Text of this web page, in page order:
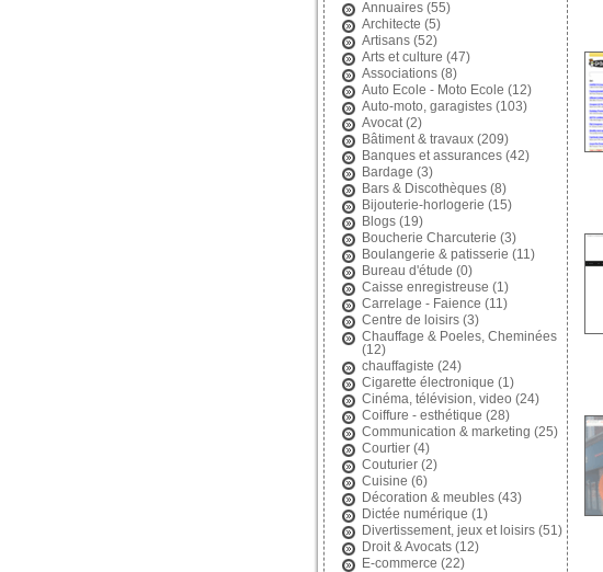
Annuaires(55)
Architecte (5)
Artisans(52)
Arts et culture (47)
Associations(8)
Auto Ecole - Moto Ecole (12)
Auto-moto, garagistes(103)
Avocat(2)
Bâtiment & travaux(209)
Banques et assurances(42)
Bardage (3)
Bars & Discothèques(8)
Bijouterie-horlogerie (15)
Blogs(19)
Boucherie Charcuterie (3)
Boulangerie & patisserie (11)
Bureau d'étude (0)
Caisse enregistreuse (1)
Carrelage - Faience (11)
Centre de loisirs(3)
Chauffage & Poeles, Cheminées
(12)
chauffagiste (24)
Cigarette électronique (1)
Cinéma, télévision, video (24)
Coiffure - esthétique (28)
Communication & marketing (25)
Courtier(4)
Couturier(2)
Cuisine (6)
Décoration & meubles(43)
Dictée numérique (1)
Divertissement, jeux et loisirs(51)
Droit & Avocats(12)
E-commerce (22)